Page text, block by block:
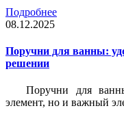
Подробнее
08.12.2025
Поручни для ванны:
решении
Поручни для
элемент, но и важный